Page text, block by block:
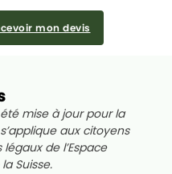
mon devis
mise à jour pour la
aux citoyens
de l’Espace
Suisse.